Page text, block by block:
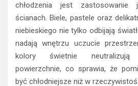
chłodzenia jest
ścianach. Biele, pastele oraz
niebieskiego nie tylko odbijają
nadają wnętrzu uczucie
kolory świetnie neutralizują
powierzchnie, co sprawia, że
być chłodniejsze niż w